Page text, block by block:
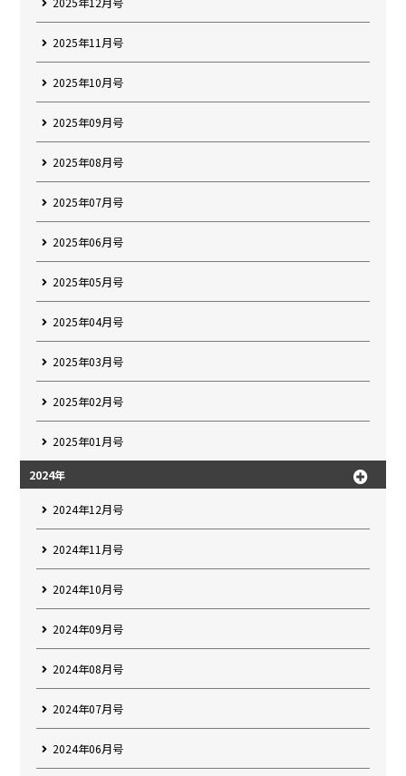
2025年11月号
2025年10月号
2025年09月号
2025年08月号
2025年07月号
2025年06月号
2025年05月号
2025年04月号
2025年03月号
2025年02月号
2025年01月号
2024年
2024年12月号
2024年11月号
2024年10月号
2024年09月号
2024年08月号
2024年07月号
2024年06月号